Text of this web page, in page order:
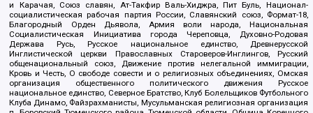
и Карачая, Союз славян, Ат-Такфир Валь-Хиджра, Пит Буль, Национал-
социалистическая рабочая партия России, Славянский союз, Формат-18,
Благородный Орден Дьявола, Армия воли народа, Национальная
Социалистическая Инициатива города Череповца, Духовно-Родовая
Держава Русь, Русское национальное единство, Древнерусской
Инглистической церкви Православных Староверов-Инглингов, Русский
общенациональный союз, Движение против нелегальной иммиграции,
Кровь и Честь, О свободе совести и о религиозных объединениях, Омская
организация общественного политического движения Русское
национальное единство, Северное Братство, Клуб Болельщиков Футбольного
Клуба Динамо, Файзрахманисты, Мусульманская религиозная организация